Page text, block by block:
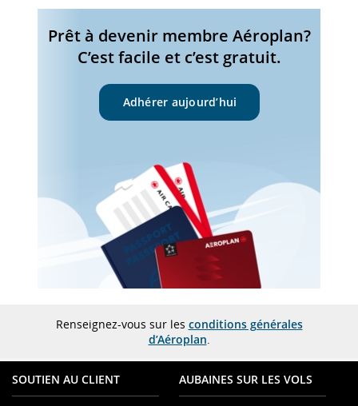
Prêt à devenir membre Aéroplan?
C’est facile et c’est gratuit.
Adhérer aujourd’hui
Renseignez-vous sur les conditions générales
d’Aéroplan.
SOUTIEN AU CLIENT AUBAINES SUR LES VOLS